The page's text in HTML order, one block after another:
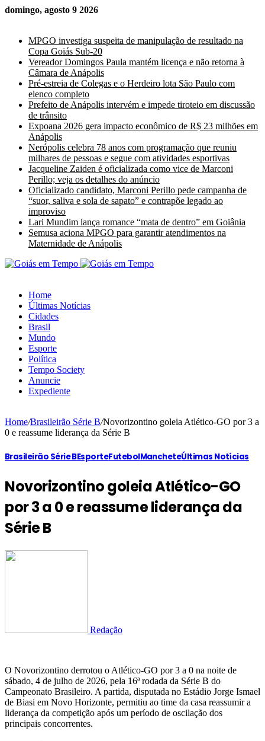
domingo, agosto 9 2026
MPGO investiga suspeita de manipulação de resultado na
Copa Goiás Sub-20
Vereador Domingos Paula mantém licença e não retorna à
Câmara de Anápolis
Pré-estreia de Colegas e o Herdeiro lota São Paulo com
elenco completo
Prefeito de Anápolis intervém e impede tiroteio em discussão
de trânsito
Expoana 2026 gera impacto econômico de R$ 23 milhões em
Anápolis
Nerópolis celebra 78 anos com programação que reuniu
milhares de pessoas e segue com atividades esportivas
Jacqueline Zaiden é oficializada como vice de Marconi
Perillo; veja os detalhes do anúncio
Oficializado candidato, Marconi Perillo pede campanha de
“suor, saliva e sola de sapato” e contrapõe legado ao
improviso
Lari Mundim lança romance “mata de dentro” em Goiânia
Semusa aciona MPGO para garantir atendimentos na
Maternidade de Anápolis
Home
Últimas Notícias
Cidades
Brasil
Mundo
Esporte
Política
Tempo Society
Anuncie
Expediente
Home/Brasileirão Série B/Novorizontino goleia Atlético-GO por 3 a
0 e reassume liderança da Série B
Brasileirão Série BEsporteFutebolMancheteÚltimas Notícias
Novorizontino goleia Atlético-GO
por 3 a 0 e reassume liderança da
Série B
Redação
O Novorizontino derrotou o Atlético-GO por 3 a 0 na noite de
sábado, 4 de julho de 2026, pela 16ª rodada da Série B do
Campeonato Brasileiro. A partida, disputada no Estádio Jorge Ismael
de Biasi em Novo Horizonte, permitiu ao time da casa reassumir a
liderança da competição após um período de oscilação dos
principais concorrentes.